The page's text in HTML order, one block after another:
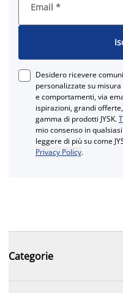
Email *
Desidero ricevere
personalizzate su
e comportamenti, via
ispirazioni, grandi
gamma di prodotti JYSK.
mio consenso in
leggere di più su come
Privacy Policy.
Categorie